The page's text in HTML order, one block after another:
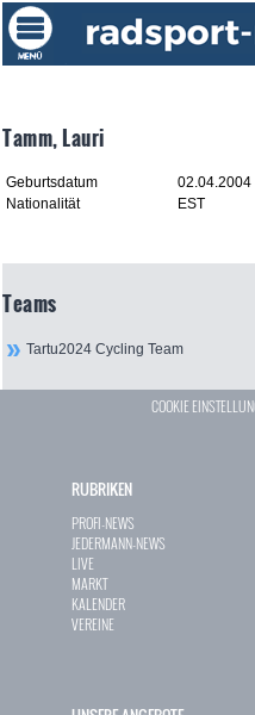
Tamm, Lauri
Geburtsdatum
02.04.2004
Nationalität
EST
Teams
Tartu2024 Cycling Team
COOKIE
RUBRIKEN
PROFI-NEWS
JEDERMANN-NEWS
LIVE
MARKT
KALENDER
VEREINE